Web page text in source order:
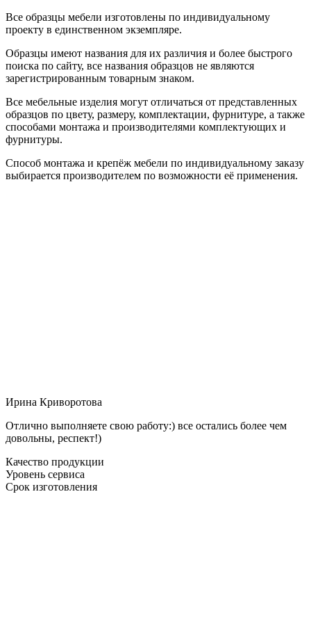
Все образцы мебели изготовлены по индивидуальному
проекту в единственном экземпляре.
Образцы имеют названия для их различия и более быстрого
поиска по сайту, все названия образцов не являются
зарегистрированным товарным знаком.
Все мебельные изделия могут отличаться от представленных
образцов по цвету, размеру, комплектации, фурнитуре, а также
способами монтажа и производителями комплектующих и
фурнитуры.
Способ монтажа и крепёж мебели по индивидуальному заказу
выбирается производителем по возможности её применения.
Ирина Криворотова
Отлично выполняете свою работу:) все остались более чем
довольны, респект!)
Качество продукции
Уровень сервиса
Срок изготовления